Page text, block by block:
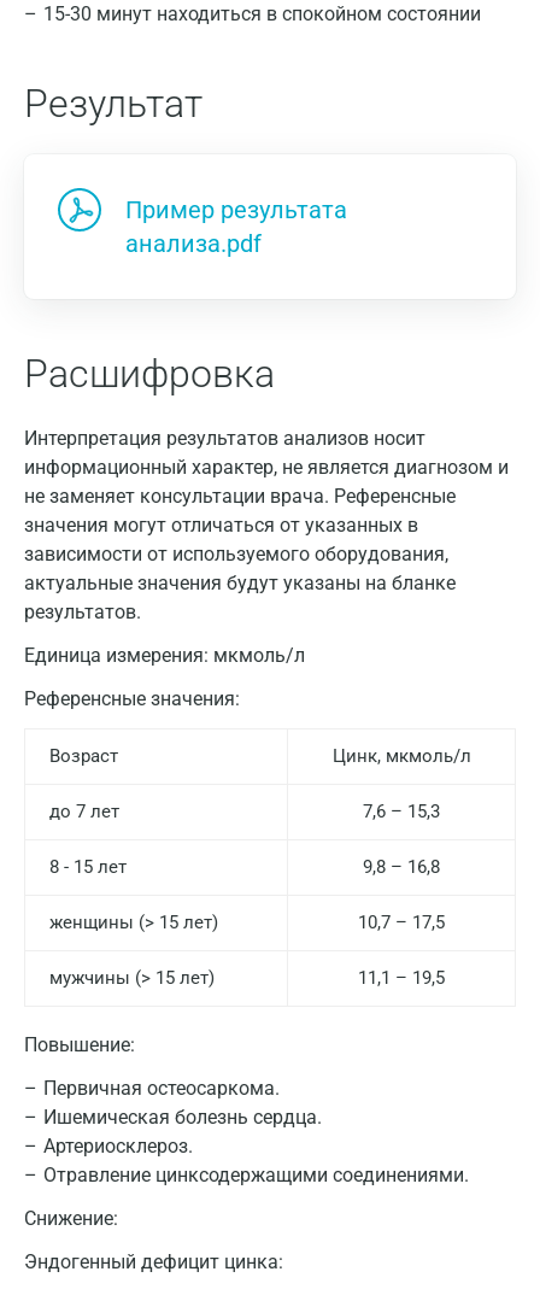
15-30 минут находиться в спокойном состоянии
Результат
Пример результата
анализа.pdf
Расшифровка
Интерпретация результатов анализов носит
информационный характер, не является диагнозом и
не заменяет консультации врача. Референсные
значения могут отличаться от указанных в
зависимости от используемого оборудования,
актуальные значения будут указаны на бланке
результатов.
Единица измерения: мкмоль/л
Референсные значения:
Возраст Цинк, мкмоль/л
до 7 лет 7,6 – 15,3
8 - 15 лет 9,8 – 16,8
женщины (> 15 лет) 10,7 – 17,5
мужчины (> 15 лет) 11,1 – 19,5
Повышение:
Первичная остеосаркома.
Ишемическая болезнь сердца.
Артериосклероз.
Отравление цинксодержащими соединениями.
Снижение:
Эндогенный дефицит цинка: